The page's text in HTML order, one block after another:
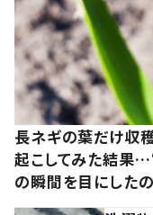
長ネギの葉だけ収
起こしてみた結果
の瞬間を目にしたの